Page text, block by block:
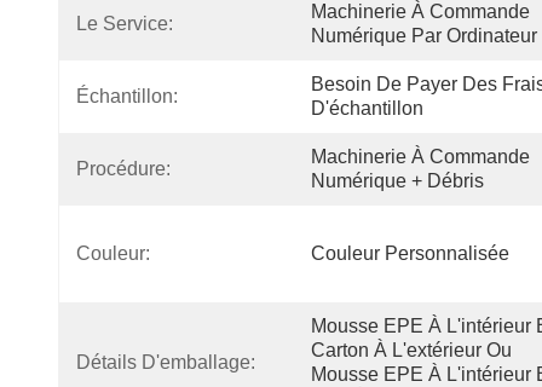
Le Service:
Machinerie À Commande
Numérique Par Ordinateur
Échantillon:
Besoin De Payer Des
D'échantillon
Procédure:
Machinerie À Commande
Numérique + Débris
Couleur: Couleur Personnalisée
Détails D'emballage:
Mousse EPE À L'intérieur
Carton À L'extérieur Ou
Mousse EPE À L'intérieur